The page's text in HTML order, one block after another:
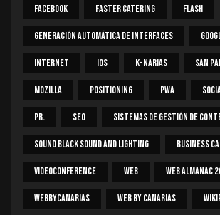
Facebook Faster Catering Flash
Generación Automática De Interfaces
Internet IOS K-Narias San
Mozilla Positioning PWA
PR. SEO Sistemas De Gestión De
Sound Black Sound And Lighting Business
Videoconference Web Web Almanac
Webbycanarias Web By Canarias